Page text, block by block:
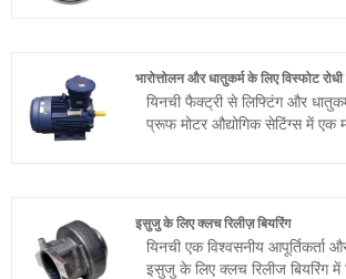
पर है। रेडियल और अक्षीय दोनों
इसकी क्षमता के कारण, इसका व्यापक
स्थितियों में उपयोग किया जाता है जहां
आवश्यकता होती है।
भारोत्तोलन और धातुकर्म के लिए विस्फोट रोधी
यिनची फैक्ट्री से लिफ्टिंग और
प्रूफ मोटर औद्योगिक सेटिंग्स में एक
अनुप्रयोगों के लिए एक सुरक्षित और
प्रदान करती है।
इसुजु के लिए क्लच रिलीज़ बियरिंग
यिनची एक विश्वसनीय आपूर्तिकर्ता
इसुजु के लिए क्लच रिलीज बियरिंग में